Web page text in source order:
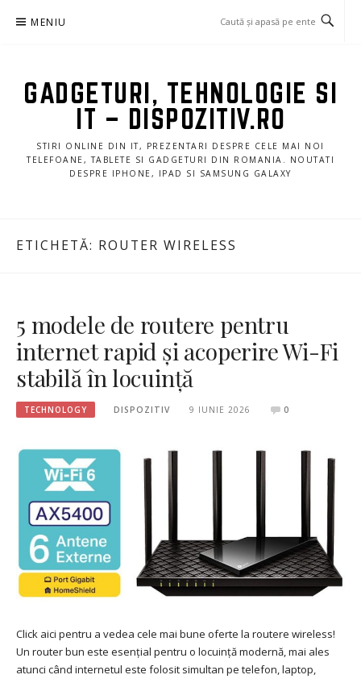
MENIU
GADGETURI, TEHNOLOGIE SI
IT – DISPOZITIV.RO
STIRI ONLINE DIN IT, PREZENTARI DESPRE CELE MAI NOI
TELEFOANE, TABLETE SI GADGETURI DIN ROMANIA. NOUTATI
DESPRE IPHONE, IPAD SI SAMSUNG GALAXY
ETICHETĂ: ROUTER WIRELESS
5 modele de routere pentru
internet rapid și acoperire Wi-Fi
stabilă în locuință
TECHNOLOGY DISPOZITIV 9 IUNIE 2026 0
Click aici pentru a vedea cele mai bune oferte la routere wireless!
Un router bun este esențial pentru o locuință modernă, mai ales
atunci când internetul este folosit simultan pe telefon, laptop,